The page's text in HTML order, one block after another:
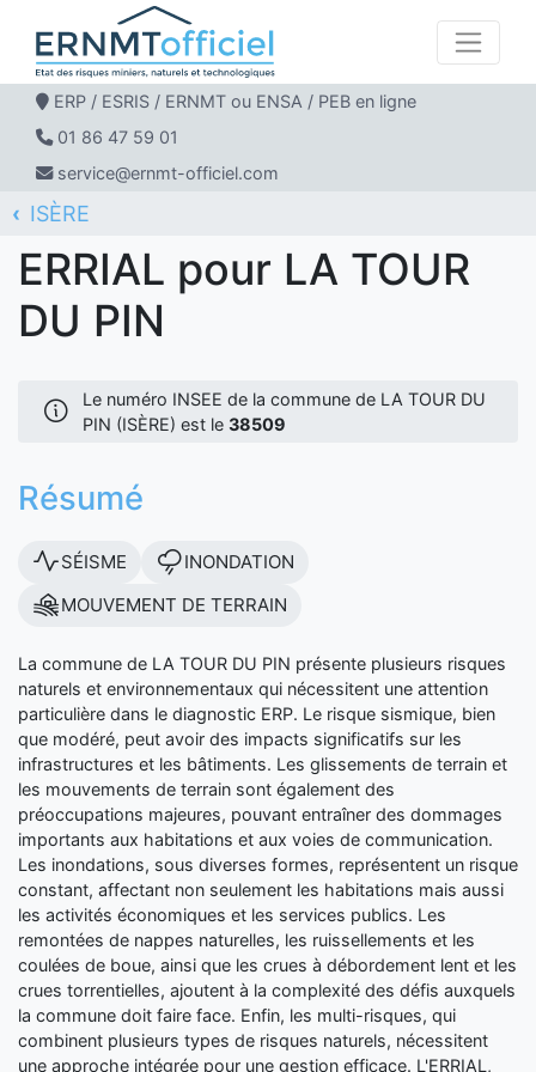
ERP / ESRIS / ERNMT ou ENSA / PEB en ligne
01 86 47 59 01
service@ernmt-officiel.com
ERNMT Officiel
ERRIAL
ISÈRE
LA TOUR DU PIN
ERRIAL pour LA TOUR
DU PIN
Le numéro INSEE de la commune de LA TOUR DU
PIN (ISÈRE) est le 38509
Résumé
SÉISME
INONDATION
MOUVEMENT DE TERRAIN
La commune de LA TOUR DU PIN présente plusieurs risques
naturels et environnementaux qui nécessitent une attention
particulière dans le diagnostic ERP. Le risque sismique, bien
que modéré, peut avoir des impacts significatifs sur les
infrastructures et les bâtiments. Les glissements de terrain et
les mouvements de terrain sont également des
préoccupations majeures, pouvant entraîner des dommages
importants aux habitations et aux voies de communication.
Les inondations, sous diverses formes, représentent un risque
constant, affectant non seulement les habitations mais aussi
les activités économiques et les services publics. Les
remontées de nappes naturelles, les ruissellements et les
coulées de boue, ainsi que les crues à débordement lent et les
crues torrentielles, ajoutent à la complexité des défis auxquels
la commune doit faire face. Enfin, les multi-risques, qui
combinent plusieurs types de risques naturels, nécessitent
une approche intégrée pour une gestion efficace. L'ERRIAL,